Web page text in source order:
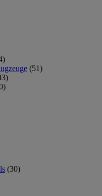
(51)
(30)